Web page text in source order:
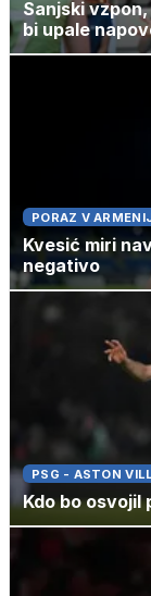
Sanjski
bi upale
PORAZ V
Kvesić miri
negativo
PSG - ASTON
Kdo bo osvojil